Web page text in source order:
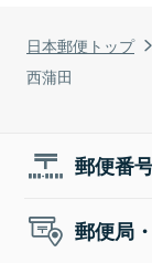
日本郵便トップ
西蒲田
郵便番
郵便局